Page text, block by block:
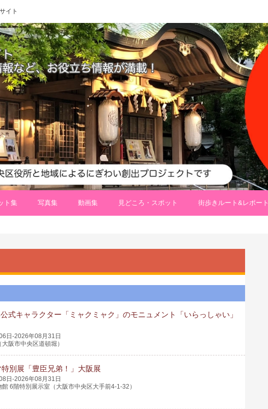
イト
ト集 写真集 動画集 見どころ・スポット 街歩きルート&レポート
式キャラクター「ミャクミャク」のモニュメント「いらっしゃい」
日-2026年08月31日
阪市中央区道頓堀）
別展「豊臣兄弟！」大阪展
日-2026年08月31日
館 6階特別展示室（大阪市中央区大手前4-1-32）